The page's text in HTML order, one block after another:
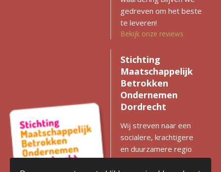
gedreven om het beste
te leveren!
Bekijk onze reviews
Stichting
Maatschappelijk
Betrokken
Ondernemen
Dordrecht
Wij streven naar een
socialere, krachtigere
en duurzamere regio
met gelijke kansen voor